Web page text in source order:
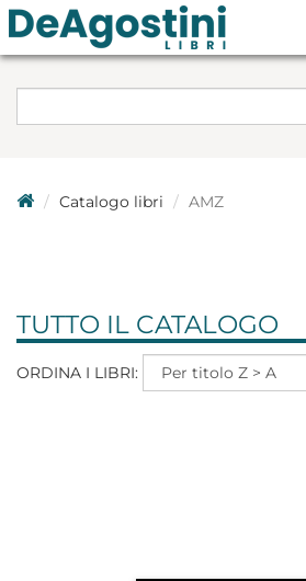
Catalogo libri AMZ
TUTTO IL CATALOGO
ORDINA I LIBRI: